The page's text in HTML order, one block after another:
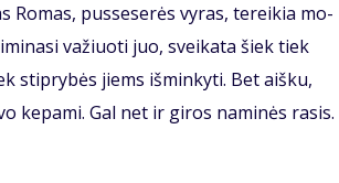
Ro­mas, pus­se­se­rės vy­ras, te­rei­kia mo­
va­žiuo­ti juo, svei­ka­ta šiek tiek
stip­ry­bės jiems iš­min­ky­ti. Bet aiš­ku,
ke­pa­mi. Gal net ir gi­ros na­mi­nės ra­sis.